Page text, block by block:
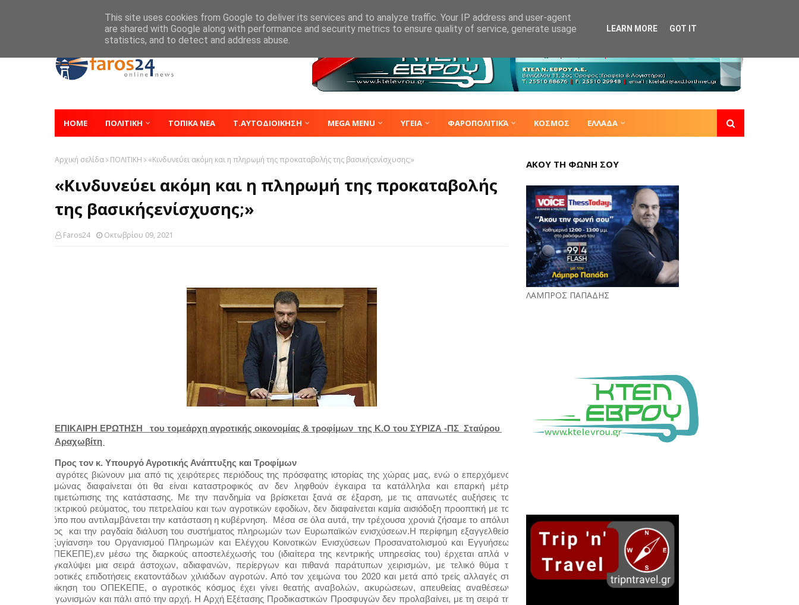
HOME ΠΟΛΙΤΙΚΗ ΤΟΠΙΚΑ ΝΕΑ Τ.ΑΥΤΟΔΙΟΙΚΗΣΗ MEGA MENU ΥΓΕΙΑ ΦΑΡΟΠΟΛΙΤΙΚΆ ΚΟΣΜΟΣ ΕΛΛΑΔΑ
Αρχική σελίδα ΠΟΛΙΤΙΚΗ «Κινδυνεύει ακόμη και η πληρωμή της προκαταβολής της βασικήςενίσχυσης;»
«Κινδυνεύει ακόμη και η πληρωμή της προκαταβολής
της βασικήςενίσχυσης;»
Faros24 Οκτωβρίου 09, 2021
ΕΠΙΚΑΙΡΗ ΕΡΩΤΗΣΗ   του τομεάρχη αγροτικής οικονομίας & τροφίμων  της Κ.Ο του ΣΥΡΙΖΑ -ΠΣ  Σταύρου
Αραχωβίτη
Προς τον κ. Υπουργό Αγροτικής Ανάπτυξης και Τροφίμων
Οι αγρότες βιώνουν μια από τις χειρότερες περιόδους της πρόσφατης ιστορίας της χώρας μας, ενώ ο επερχόμενος
χειμώνας διαφαίνεται ότι θα είναι καταστροφικός αν δεν ληφθούν έγκαιρα τα κατάλληλα και επαρκή μέτρα
αντιμετώπισης της κατάστασης. Με την πανδημία να βρίσκεται ξανά σε έξαρση, με τις απανωτές αυξήσεις του
ηλεκτρικού ρεύματος, του πετρελαίου και των αγροτικών εφοδίων, δεν διαφαίνεται καμία αισιόδοξη προοπτική με τον
τρόπο που αντιλαμβάνεται την κατάσταση η κυβέρνηση.  Μέσα σε όλα αυτά, την τρέχουσα χρονιά ζήσαμε το απόλυτο
χάος  και την ραγδαία διάλυση του συστήματος πληρωμών των Ευρωπαϊκών ενισχύσεων.Η περίφημη εξαγγελθείσα
«εξυγίανση» του Οργανισμού Πληρωμών και Ελέγχου Κοινοτικών Ενισχύσεων Προσανατολισμού και Εγγυήσεων
(ΟΠΕΚΕΠΕ),εν μέσω της διαρκούς αποστελέχωσής του (ιδιαίτερα της κεντρικής υπηρεσίας του) έρχεται απλά να
συγκαλύψει μια σειρά άστοχων, αδιαφανών, περίεργων και πιθανά παράτυπων χειρισμών, με τελικό θύμα τις
αγροτικές επιδοτήσεις εκατοντάδων χιλιάδων αγροτών. Από τον χειμώνα του 2020 και μετά από τρείς αλλαγές στη
Διοίκηση του ΟΠΕΚΕΠΕ, ο αγροτικός κόσμος έχει γίνει θεατής αναβολών, ακυρώσεων, απευθείας αναθέσεων,
διαγωνισμών και πάλι από την αρχή. Η Αρχή Εξέτασης Προδικαστικών Προσφυγών δεν προλαβαίνει, με τη σειρά της
ΑΚΟΥ ΤΗ ΦΩΝΗ ΣΟΥ
ΛΑΜΠΡΟΣ ΠΑΠΑΔΗΣ
This site uses cookies from Google to deliver its services and to analyze traffic. Your IP address and user-agent
are shared with Google along with performance and security metrics to ensure quality of service, generate usage
statistics, and to detect and address abuse.
LEARN MORE GOT IT